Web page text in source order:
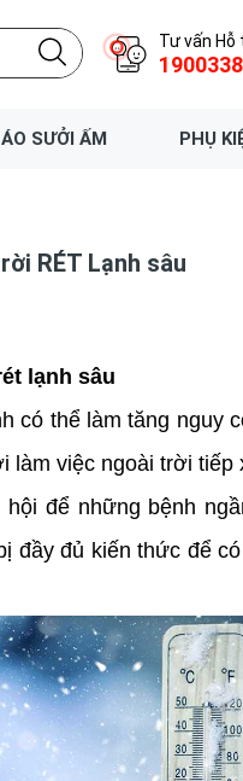
Tư vấn Hỗ
ÁO SƯỞI ẤM PHỤ
RÉT Lạnh sâu
lạnh sâu
có thể làm tăng nguy
việc ngoài trời
để những bệnh
đầy đủ kiến thức để